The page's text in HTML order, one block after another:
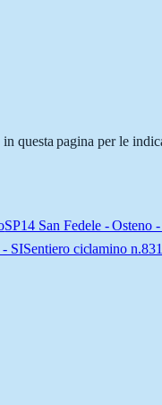
pagina per le
SP14 San Fedele - Osteno
- SISentiero ciclamino